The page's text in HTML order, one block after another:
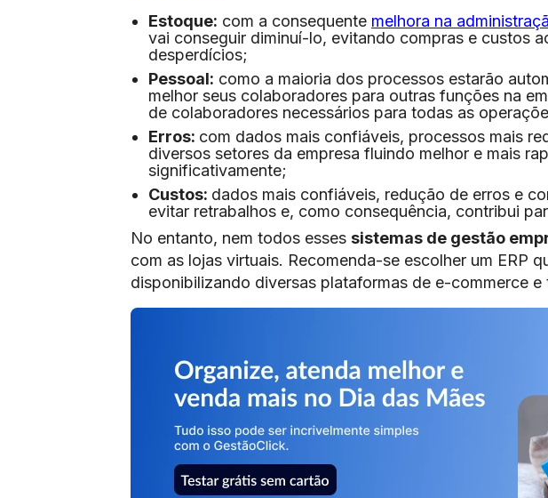
Estoque: com a consequente melhora na
vai conseguir diminuí-lo, evitando compras e custos
desperdícios;
Pessoal: como a maioria dos processos estarão
melhor seus colaboradores para outras funções na
de colaboradores necessários para todas as
Erros: com dados mais confiáveis, processos mais
diversos setores da empresa fluindo melhor e mais
significativamente;
Custos: dados mais confiáveis, redução de erros e
evitar retrabalhos e, como consequência, contribui
No entanto, nem todos esses sistemas de gestão
com as lojas virtuais. Recomenda-se escolher um ERP
disponibilizando diversas plataformas de e-commerce